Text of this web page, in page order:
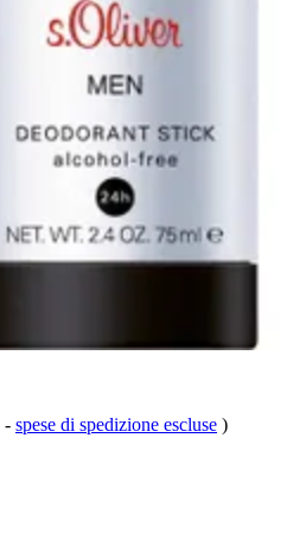
- spese di spedizione escluse )